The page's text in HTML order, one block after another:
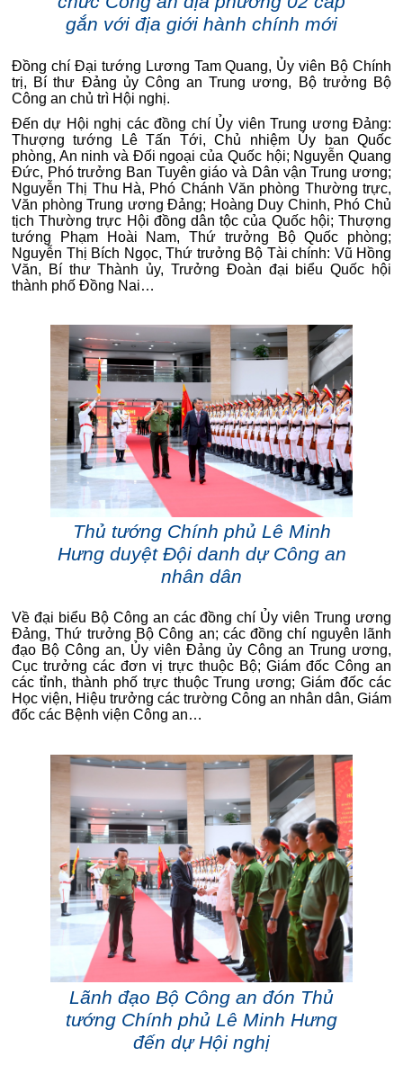
gắn với địa giới hành chính mới
Đồng chí Đại tướng Lương Tam Quang, Ủy viên Bộ Chính
trị, Bí thư Đảng ủy Công an Trung ương, Bộ trưởng Bộ
Công an chủ trì Hội nghị.
Đến dự Hội nghị các đồng chí Ủy viên Trung ương Đảng:
Thượng tướng Lê Tấn Tới, Chủ nhiệm Ủy ban Quốc
phòng, An ninh và Đối ngoại của Quốc hội; Nguyễn Quang
Đức, Phó trưởng Ban Tuyên giáo và Dân vận Trung ương;
Nguyễn Thị Thu Hà, Phó Chánh Văn phòng Thường trực,
Văn phòng Trung ương Đảng; Hoàng Duy Chinh, Phó Chủ
tịch Thường trực Hội đồng dân tộc của Quốc hội; Thượng
tướng Phạm Hoài Nam, Thứ trưởng Bộ Quốc phòng;
Nguyễn Thị Bích Ngọc, Thứ trưởng Bộ Tài chính: Vũ Hồng
Văn, Bí thư Thành ủy, Trưởng Đoàn đại biểu Quốc hội
thành phố Đồng Nai…
Thủ tướng Chính phủ Lê Minh
Hưng duyệt Đội danh dự Công an
nhân dân
Về đại biểu Bộ Công an các đồng chí Ủy viên Trung ương
Đảng, Thứ trưởng Bộ Công an; các đồng chí nguyên lãnh
đạo Bộ Công an, Ủy viên Đảng ủy Công an Trung ương,
Cục trưởng các đơn vị trực thuộc Bộ; Giám đốc Công an
các tỉnh, thành phố trực thuộc Trung ương; Giám đốc các
Học viện, Hiệu trưởng các trường Công an nhân dân, Giám
đốc các Bệnh viện Công an…
Lãnh đạo Bộ Công an đón Thủ
tướng Chính phủ Lê Minh Hưng
đến dự Hội nghị